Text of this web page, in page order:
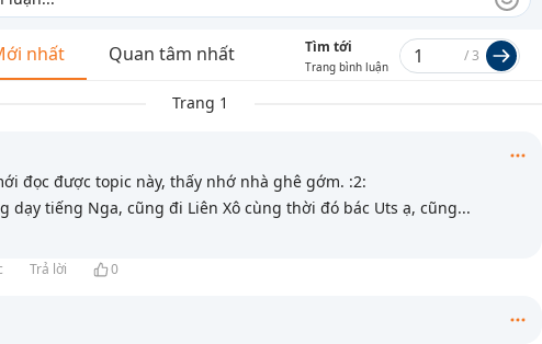
nhất Quan tâm nhất Tìm tới
Trang bình luận
/3
Trang 1
đọc được topic này, thấy nhớ nhà ghê gớm. :2:
dạy tiếng Nga, cũng đi Liên Xô cùng thời đó bác Uts ạ, cũng...
Trả lời 0